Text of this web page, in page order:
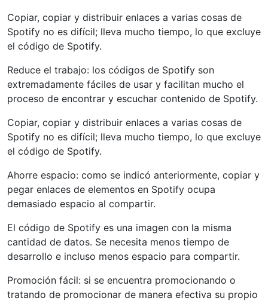
Copiar, copiar y distribuir enlaces a varias cosas de
Spotify no es difícil; lleva mucho tiempo, lo que excluye
el código de Spotify.
Reduce el trabajo: los códigos de Spotify son
extremadamente fáciles de usar y facilitan mucho el
proceso de encontrar y escuchar contenido de Spotify.
Copiar, copiar y distribuir enlaces a varias cosas de
Spotify no es difícil; lleva mucho tiempo, lo que excluye
el código de Spotify.
Ahorre espacio: como se indicó anteriormente, copiar y
pegar enlaces de elementos en Spotify ocupa
demasiado espacio al compartir.
El código de Spotify es una imagen con la misma
cantidad de datos. Se necesita menos tiempo de
desarrollo e incluso menos espacio para compartir.
Promoción fácil: si se encuentra promocionando o
tratando de promocionar de manera efectiva su propio